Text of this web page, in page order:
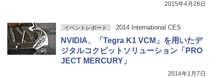
2015年4月28日
イベントレポート 2014 International CES
NVIDIA、「Tegra K1 VCM」を用いたデ
ジタルコクピットソリューション「PRO
JECT MERCURY」
2014年1月7日